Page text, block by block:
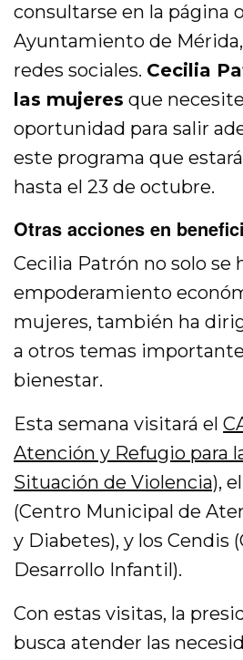
consultarse en la página
Ayuntamiento de
redes sociales. Cecilia
las mujeres que
oportunidad para salir
este programa que
hasta el 23 de octubre.
Otras acciones en
Cecilia Patrón no solo se
empoderamiento
mujeres, también ha
a otros temas
bienestar.
Esta semana visitará el
Atención y Refugio para
Situación de Violencia),
(Centro Municipal de
y Diabetes), y los Cendis
Desarrollo Infantil).
Con estas visitas, la
busca atender las